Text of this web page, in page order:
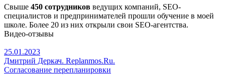
Свыше 450 сотрудников ведущих компаний, SEO-
специалистов и предпринимателей прошли обучение в моей
школе. Более 20 из них открыли свои SEO-агентства.
Видео-отзывы
25.01.2023
Дмитрий Деркач. Replanmos.Ru.
Согласование перепланировки